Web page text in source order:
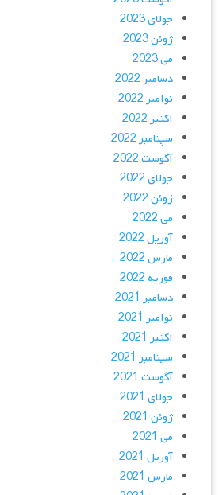
جولای 2023
ژوئن 2023
می 2023
دسامبر 2022
نوامبر 2022
اکتبر 2022
سپتامبر 2022
آگوست 2022
جولای 2022
ژوئن 2022
می 2022
آوریل 2022
مارس 2022
فوریه 2022
دسامبر 2021
نوامبر 2021
اکتبر 2021
سپتامبر 2021
آگوست 2021
جولای 2021
ژوئن 2021
می 2021
آوریل 2021
مارس 2021